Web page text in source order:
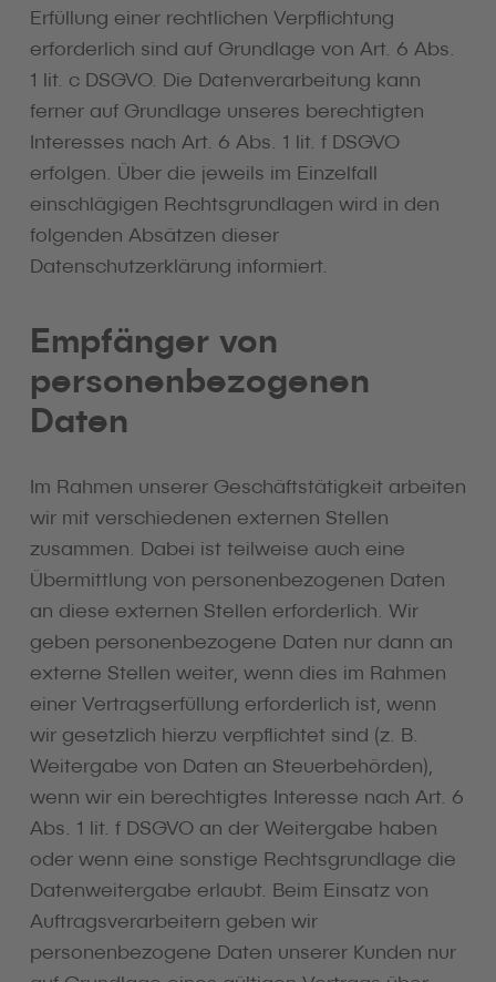
Erfüllung einer rechtlichen Verpflichtung
erforderlich sind auf Grundlage von Art. 6 Abs.
1 lit. c DSGVO. Die Datenverarbeitung kann
ferner auf Grundlage unseres berechtigten
Interesses nach Art. 6 Abs. 1 lit. f DSGVO
erfolgen. Über die jeweils im Einzelfall
einschlägigen Rechtsgrundlagen wird in den
folgenden Absätzen dieser
Datenschutzerklärung informiert.
Empfänger von
personenbezogenen
Daten
Im Rahmen unserer Geschäftstätigkeit arbeiten
wir mit verschiedenen externen Stellen
zusammen. Dabei ist teilweise auch eine
Übermittlung von personenbezogenen Daten
an diese externen Stellen erforderlich. Wir
geben personenbezogene Daten nur dann an
externe Stellen weiter, wenn dies im Rahmen
einer Vertragserfüllung erforderlich ist, wenn
wir gesetzlich hierzu verpflichtet sind (z. B.
Weitergabe von Daten an Steuerbehörden),
wenn wir ein berechtigtes Interesse nach Art. 6
Abs. 1 lit. f DSGVO an der Weitergabe haben
oder wenn eine sonstige Rechtsgrundlage die
Datenweitergabe erlaubt. Beim Einsatz von
Auftragsverarbeitern geben wir
personenbezogene Daten unserer Kunden nur